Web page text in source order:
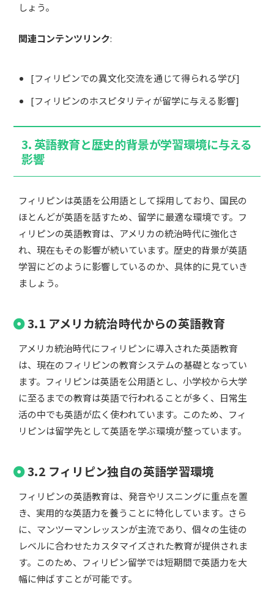
しょう。
関連コンテンツリンク:
[フィリピンでの異文化交流を通じて得られる学び]
[フィリピンのホスピタリティが留学に与える影響]
3. 英語教育と歴史的背景が学習環境に与える
影響
フィリピンは英語を公用語として採用しており、国民の
ほとんどが英語を話すため、留学に最適な環境です。フ
ィリピンの英語教育は、アメリカの統治時代に強化さ
れ、現在もその影響が続いています。歴史的背景が英語
学習にどのように影響しているのか、具体的に見ていき
ましょう。
3.1 アメリカ統治時代からの英語教育
アメリカ統治時代にフィリピンに導入された英語教育
は、現在のフィリピンの教育システムの基礎となってい
ます。フィリピンは英語を公用語とし、小学校から大学
に至るまでの教育は英語で行われることが多く、日常生
活の中でも英語が広く使われています。このため、フィ
リピンは留学先として英語を学ぶ環境が整っています。
3.2 フィリピン独自の英語学習環境
フィリピンの英語教育は、発音やリスニングに重点を置
き、実用的な英語力を養うことに特化しています。さら
に、マンツーマンレッスンが主流であり、個々の生徒の
レベルに合わせたカスタマイズされた教育が提供されま
す。このため、フィリピン留学では短期間で英語力を大
幅に伸ばすことが可能です。